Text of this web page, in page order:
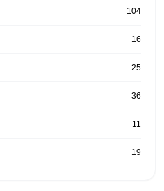
104
16
25
36
11
19